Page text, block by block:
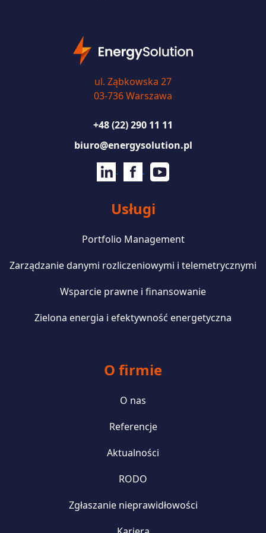
ul. Ząbkowska 27
03-736 Warszawa
+48 (22) 290 11 11
biuro@energysolution.pl
Usługi
Portfolio Management
Zarządzanie danymi rozliczeniowymi i telemetrycznymi
Wsparcie prawne i finansowanie
Zielona energia i efektywność energetyczna
O firmie
O nas
Referencje
Aktualności
RODO
Zgłaszanie nieprawidłowości